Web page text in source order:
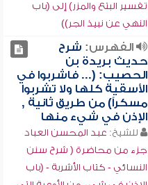
تفسير البتع والمزر) إلى (باب
النهي عن نبيذ الجر))
الفهرس: شرح
حديث بريدة بن
الحصيب: (... فاشربوا في
الأسقية كلها ولا تشربوا
مسكراً) من طريق ثانية ,
الإذن في شيء منها
للشيخ: عبد المحسن العباد
جزء من محاضرة ( شرح سنن
النسائي - كتاب الأشربة - (باب